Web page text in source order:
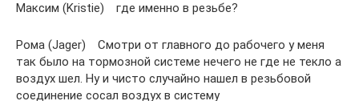
Максим (Kristie) где именно в резьбе?
Рома (Jager) Смотри от главного до рабочего у меня
так было на тормозной системе нечего не где не текло а
воздух шел. Ну и чисто случайно нашел в резьбовой
соединение сосал воздух в систему